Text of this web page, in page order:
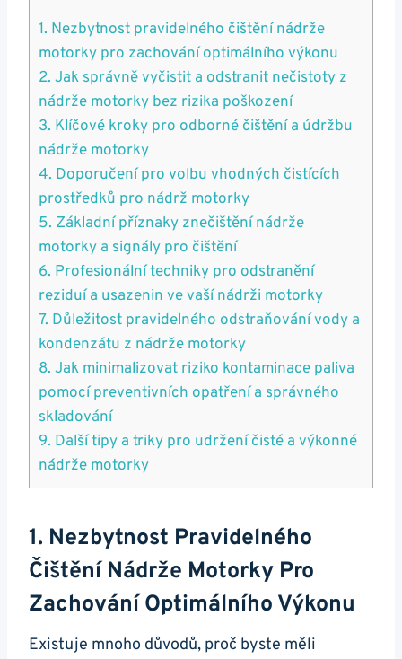
1. Nezbytnost pravidelného⁢ čištění⁣ nádrže
motorky pro zachování⁣ optimálního‍ výkonu
2. Jak správně vyčistit⁣ a ​odstranit nečistoty ⁣z
⁤nádrže motorky bez rizika​ poškození
3.⁣ Klíčové kroky ​pro odborné čištění a údržbu
nádrže motorky
4. ⁣Doporučení pro ⁤volbu vhodných čistících
prostředků pro nádrž motorky
5. Základní ⁢příznaky znečištění⁤ nádrže
motorky a signály pro⁣ čištění
6.‍ Profesionální techniky pro ‌odstranění
⁢reziduí​ a usazenin ve vaší⁤ nádrži motorky
7. Důležitost pravidelného odstraňování vody⁢ a ​
kondenzátu z nádrže motorky
8.‌ Jak⁣ minimalizovat⁢ riziko kontaminace paliva
pomocí preventivních opatření a ​správného
skladování
9. Další tipy a triky ‍pro udržení čisté a výkonné
nádrže⁤ motorky
1. Nezbytnost Pravidelného⁢
Čištění⁣ Nádrže Motorky Pro
Zachování⁣ Optimálního‍ Výkonu
Existuje mnoho ‍důvodů, ⁢proč‍ byste měli